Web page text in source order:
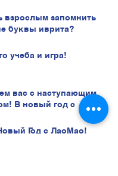
взрослым запомнить
буквы иврита?
учеба и игра!
вас с наступающим
В новый год с
Год с ЛаоМао!